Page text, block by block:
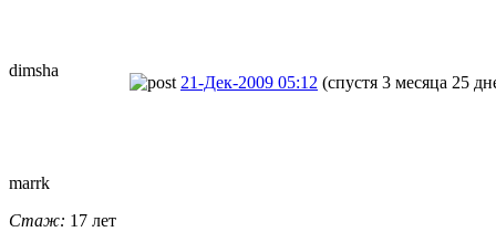
dimsha
21-Дек-2009 05:12 (спустя 3 месяца 25
marrk
Стаж: 17 лет